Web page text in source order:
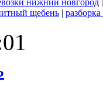
нижний новгород
щебень |